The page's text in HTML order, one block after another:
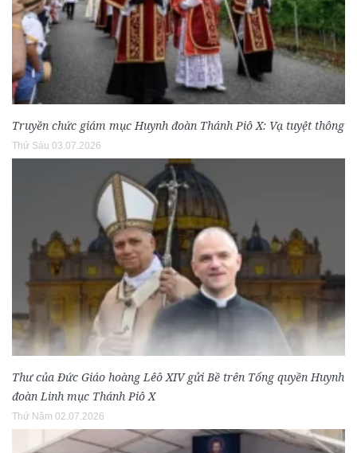
Truyền chức giám mục Huynh đoàn Thánh Piô X: Vạ tuyệt thông
Thứ Sáu 03.07.2026
Thư của Đức Giáo hoàng Lêô XIV gửi Bề trên Tổng quyền Huynh
đoàn Linh mục Thánh Piô X
Thứ Năm 02.07.2026